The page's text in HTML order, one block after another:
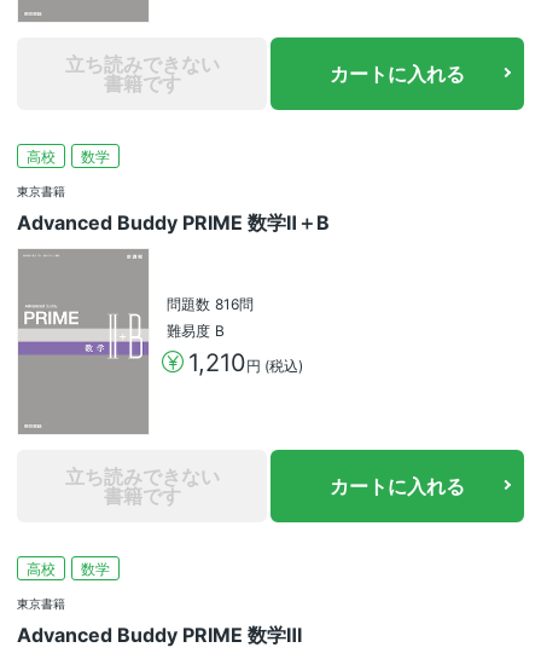
立ち読みできない
書籍です
カートに入れる
高校 数学
東京書籍
Advanced Buddy PRIME 数学Ⅱ＋B
問題数 816問
難易度 B
1,210円 (税込)
立ち読みできない
書籍です
カートに入れる
高校 数学
東京書籍
Advanced Buddy PRIME 数学Ⅲ